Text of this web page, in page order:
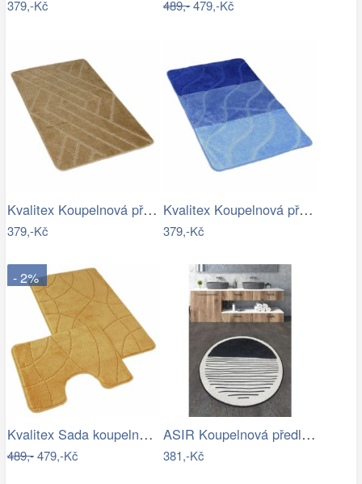
379,-Kč 489,-479,-Kč
Kvalitex Koupelnová předložka Parkety…
379,-Kč
Kvalitex Koupelnová předložka Vlny…
379,-Kč
- 2%
Kvalitex Sada koupelnových předložek…
489,-479,-Kč
ASIR Koupelnová předložka BOMB černobílá
381,-Kč